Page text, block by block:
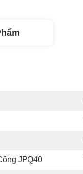
JPQ40